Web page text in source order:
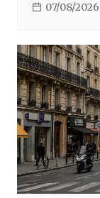
07/08/2026